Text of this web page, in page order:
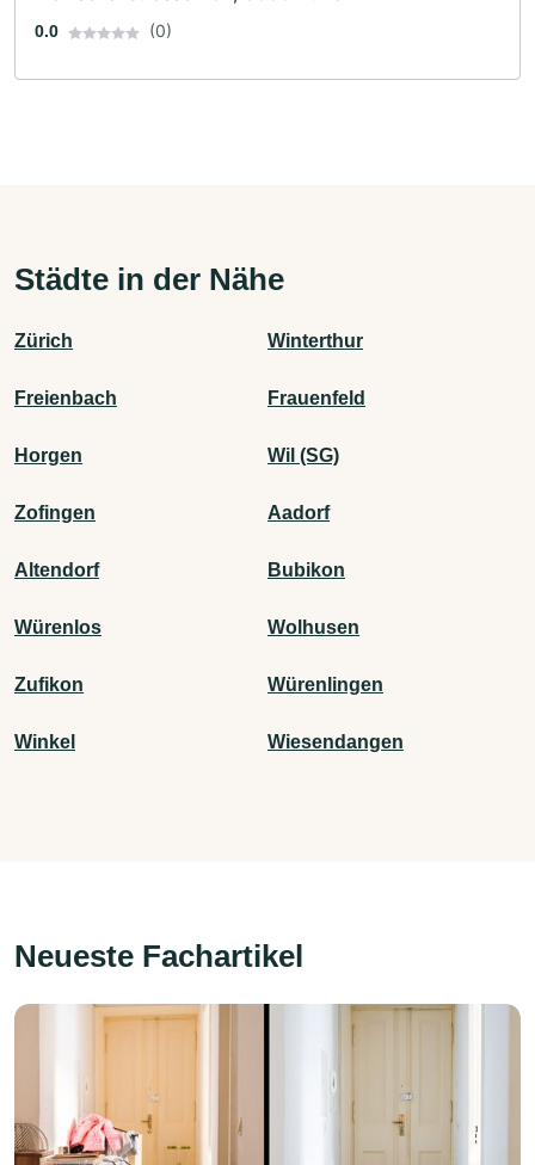
0.0 (0)
Städte in der Nähe
Zürich Winterthur
Freienbach Frauenfeld
Horgen Wil (SG)
Zofingen Aadorf
Altendorf Bubikon
Würenlos Wolhusen
Zufikon Würenlingen
Winkel Wiesendangen
Neueste Fachartikel